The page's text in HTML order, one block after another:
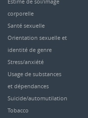
corporelle
Santé sexuelle
Orientation sexuelle et
identité de genre
Stress/anxiété
Usage de substances
et dépendances
Suicide/automutilation
Tobacco